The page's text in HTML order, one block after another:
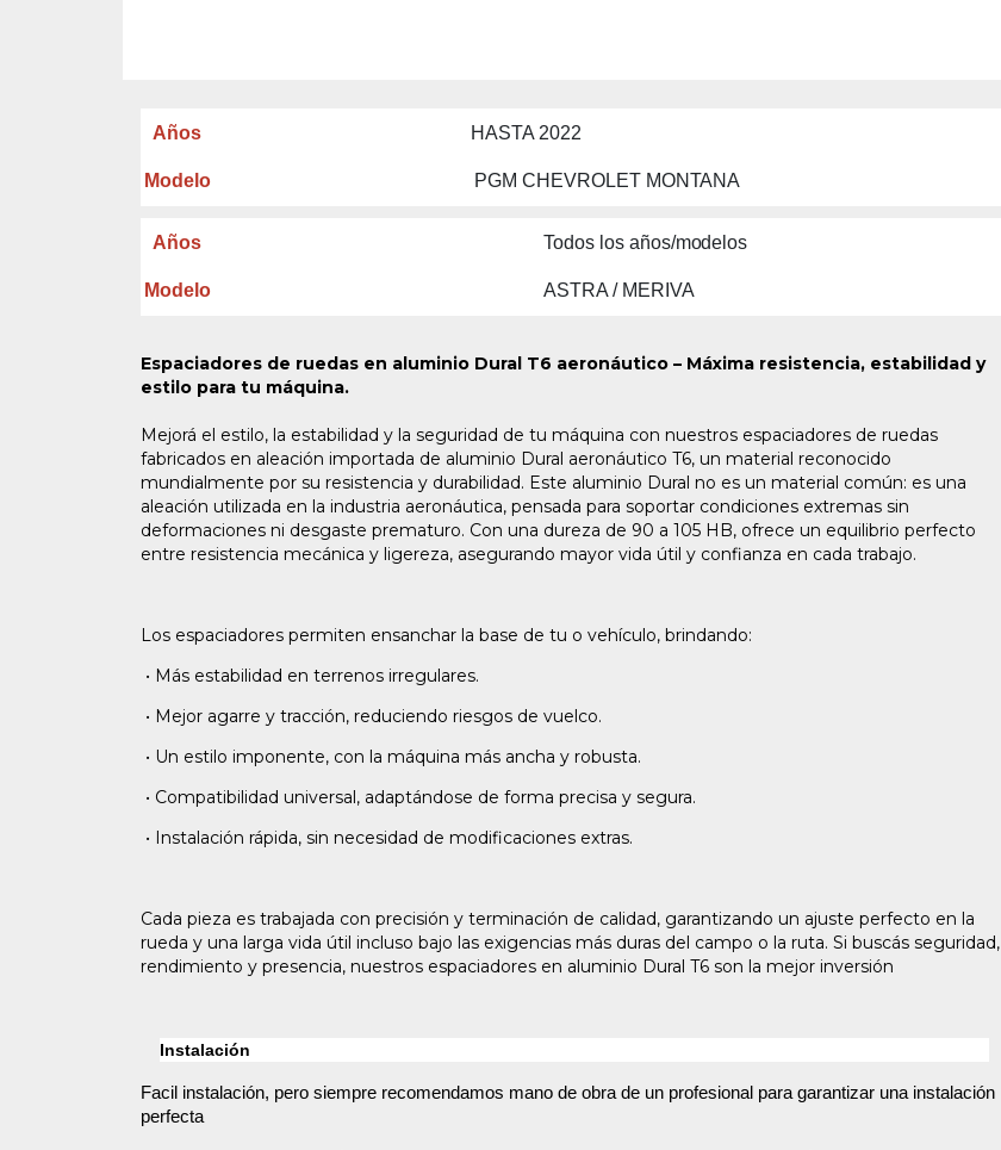
Años HASTA 2022
Modelo PGM CHEVROLET MONTANA
Años Todos los años/modelos
Modelo ASTRA / MERIVA
Espaciadores de ruedas en aluminio Dural T6 aeronáutico – Máxima resistencia, estabilidad y
estilo para tu máquina.
Mejorá el estilo, la estabilidad y la seguridad de tu máquina con nuestros espaciadores de ruedas
fabricados en aleación importada de aluminio Dural aeronáutico T6, un material reconocido
mundialmente por su resistencia y durabilidad. Este aluminio Dural no es un material común: es una
aleación utilizada en la industria aeronáutica, pensada para soportar condiciones extremas sin
deformaciones ni desgaste prematuro. Con una dureza de 90 a 105 HB, ofrece un equilibrio perfecto
entre resistencia mecánica y ligereza, asegurando mayor vida útil y confianza en cada trabajo.
Los espaciadores permiten ensanchar la base de tu o vehículo, brindando:
• Más estabilidad en terrenos irregulares.
• Mejor agarre y tracción, reduciendo riesgos de vuelco.
• Un estilo imponente, con la máquina más ancha y robusta.
• Compatibilidad universal, adaptándose de forma precisa y segura.
• Instalación rápida, sin necesidad de modificaciones extras.
Cada pieza es trabajada con precisión y terminación de calidad, garantizando un ajuste perfecto en la
rueda y una larga vida útil incluso bajo las exigencias más duras del campo o la ruta. Si buscás seguridad,
rendimiento y presencia, nuestros espaciadores en aluminio Dural T6 son la mejor inversión
Instalación
Facil instalación, pero siempre recomendamos mano de obra de un profesional para garantizar una instalación
perfecta